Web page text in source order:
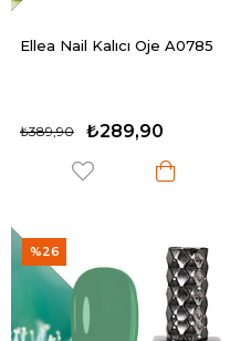
Ellea Nail Kalıcı Oje A0785
₺289,90
₺389,90
%26